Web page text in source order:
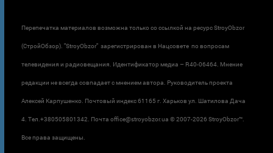
Перепечатка материалов возможна только со ссылкой на ресурс StroyObzor
(СтройОбзор). "StroyObzor" зарегистрирован в Нацсовете по вопросам
телевидения и радиовещания. Идентификатор медиа – R40-06464. Мнение
редакции не всегда совпадает с мнением автора. Руководитель проекта
Алексей Карпушенко. Почтовый индекс 61165 г. Харьков ул. Шатилова Дача
4. Тел.+380505801342. Почта office@stroyobzor.ua © 2007-2026 StroyObzor™.
Все права защищены.